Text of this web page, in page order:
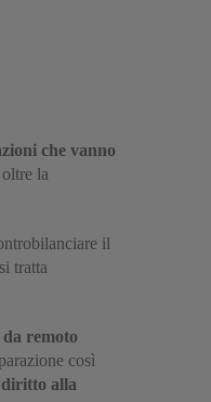
che vanno
la
il
tratta
remoto
così
diritto alla